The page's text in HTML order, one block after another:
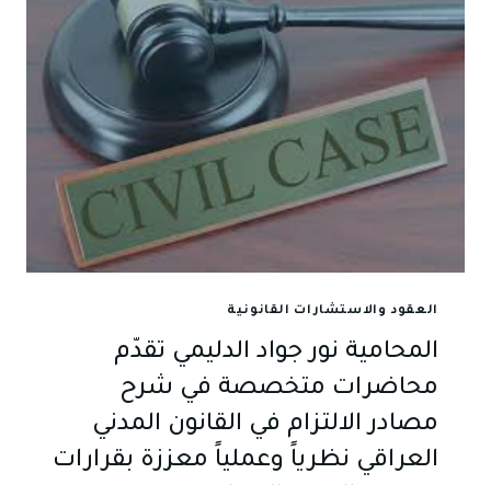
العقود والاستشارات القانونية
المحامية نور جواد الدليمي تقدّم
محاضرات متخصصة في شرح
مصادر الالتزام في القانون المدني
العراقي نظرياً وعملياً معززة بقرارات